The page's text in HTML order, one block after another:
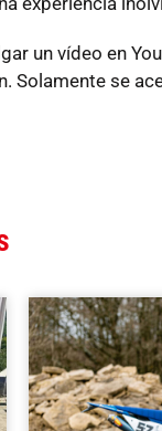
un vídeo en
Solamente se